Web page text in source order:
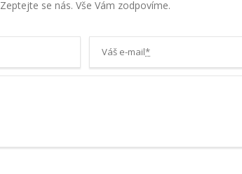
Zeptejte se nás. Vše Vám zodpovíme.
Váš e-mail*